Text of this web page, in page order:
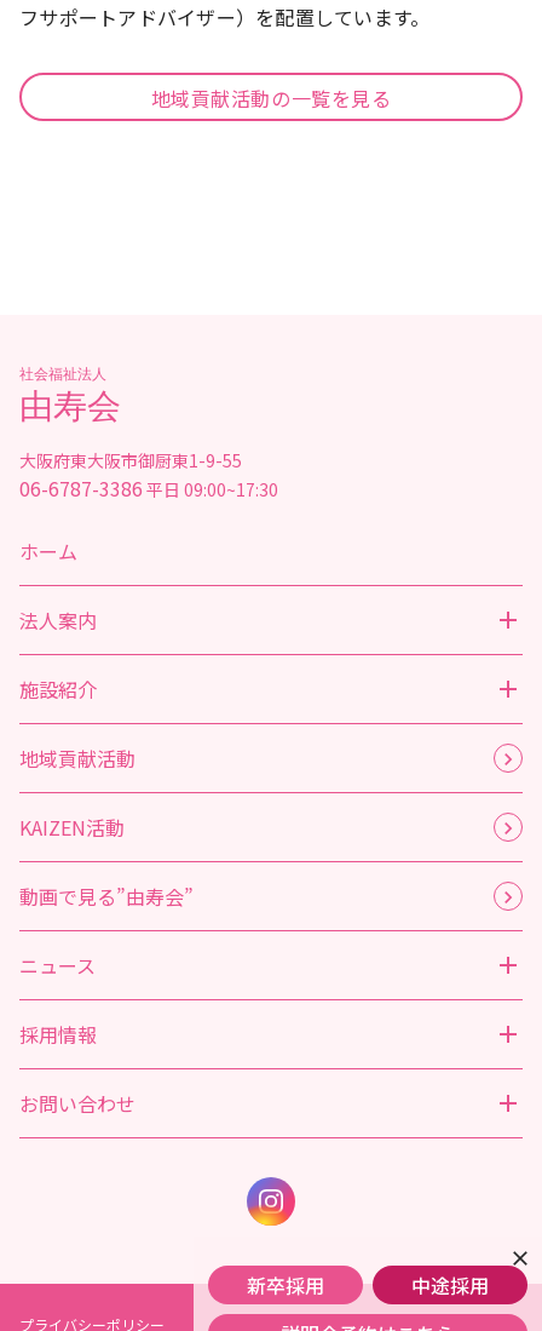
フサポートアドバイザー）を配置しています。
地域貢献活動の一覧を見る
close
新卒採用
中途採用
社会福祉法人
由寿会
大阪府東大阪市御厨東1-9-55
06-6787-3386 平日 09:00~17:30
ホーム
法人案内
施設紹介
地域貢献活動
KAIZEN活動
動画で見る”由寿会”
ニュース
採用情報
お問い合わせ
プライバシーポリシー